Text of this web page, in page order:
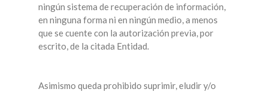
ningún sistema de recuperación de información,
en ninguna forma ni en ningún medio, a menos
que se cuente con la autorización previa, por
escrito, de la citada Entidad.
Asimismo queda prohibido suprimir, eludir y/o